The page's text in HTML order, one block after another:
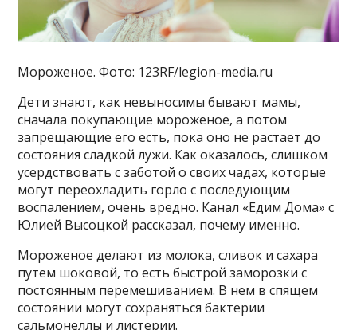
Мороженое. Фото: 123RF/legion-media.ru
Дети знают, как невыносимы бывают мамы,
сначала покупающие мороженое, а потом
запрещающие его есть, пока оно не растает до
состояния сладкой лужи. Как оказалось, слишком
усердствовать с заботой о своих чадах, которые
могут переохладить горло с последующим
воспалением, очень вредно. Канал «Едим Дома» с
Юлией Высоцкой рассказал, почему именно.
Мороженое делают из молока, сливок и сахара
путем шоковой, то есть быстрой заморозки с
постоянным перемешиванием. В нем в спящем
состоянии могут сохраняться бактерии
сальмонеллы и листерии.